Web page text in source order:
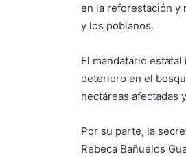
en la reforestación y
y los poblanos.
El mandatario
deterioro en el
hectáreas afectadas
Por su parte, la
Rebeca Bañuelos